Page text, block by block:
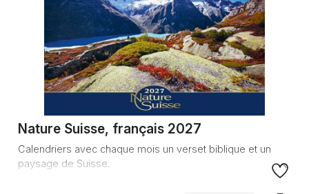
Nature Suisse, français 2027
Calendriers avec chaque mois un verset biblique et un
paysage de Suisse.